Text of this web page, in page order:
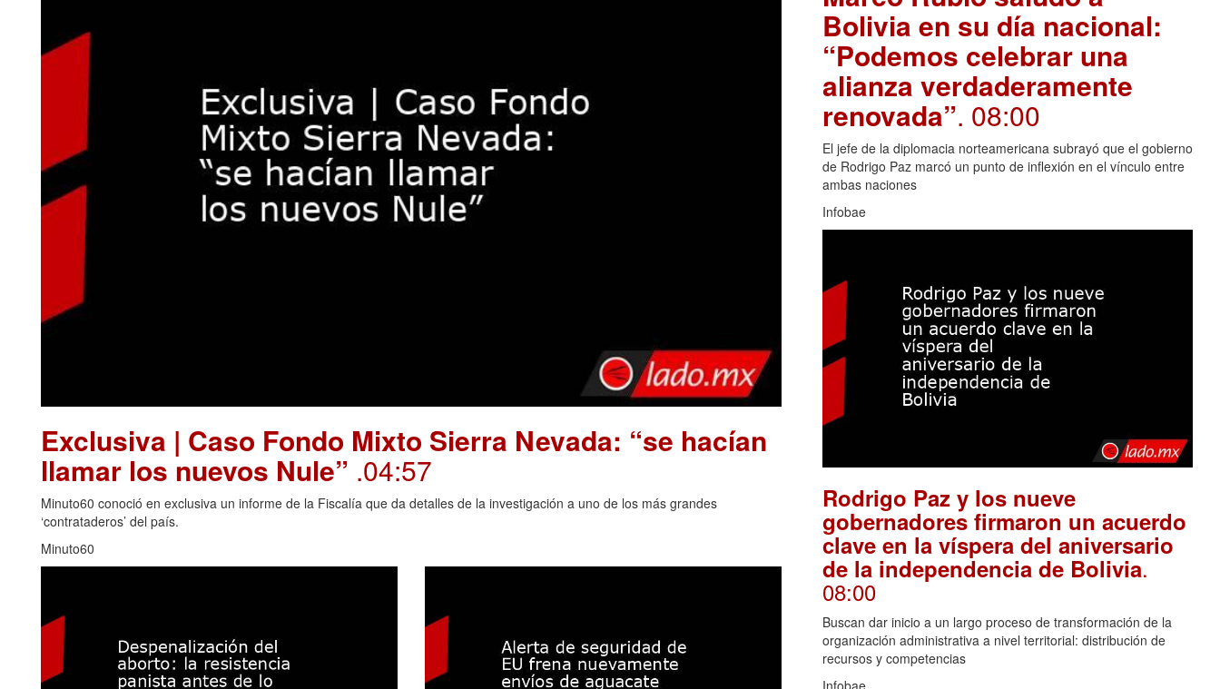
Exclusiva | Caso Fondo Mixto Sierra Nevada: “se hacían
llamar los nuevos Nule” .04:57
Minuto60 conoció en exclusiva un informe de la Fiscalía que da detalles de la investigación a uno de los más grandes
‘contrataderos’ del país.
Minuto60
Bolivia en su día nacional:
“Podemos celebrar una
alianza verdaderamente
renovada”. 08:00
El jefe de la diplomacia norteamericana subrayó que el gobierno
de Rodrigo Paz marcó un punto de inflexión en el vínculo entre
ambas naciones
Infobae
Rodrigo Paz y los nueve
gobernadores firmaron un acuerdo
clave en la víspera del aniversario
de la independencia de Bolivia.
08:00
Buscan dar inicio a un largo proceso de transformación de la
organización administrativa a nivel territorial: distribución de
recursos y competencias